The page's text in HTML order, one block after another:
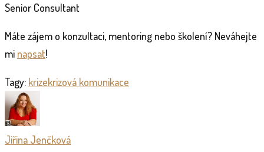
Senior Consultant
Máte zájem o konzultaci, mentoring nebo školení? Neváhejte
mi napsat!
Tagy: krizekrizová komunikace
Jiřina Jenčková